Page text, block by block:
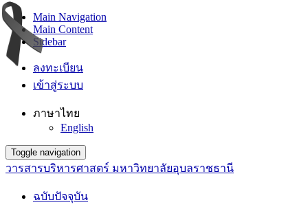
Main Navigation
Main Content
Sidebar
ลงทะเบียน
เข้าสู่ระบบ
ภาษาไทย
English
Toggle navigation
วารสารบริหารศาสตร์ มหาวิทยาลัยอุบลราชธานี
ฉบับปัจจุบัน